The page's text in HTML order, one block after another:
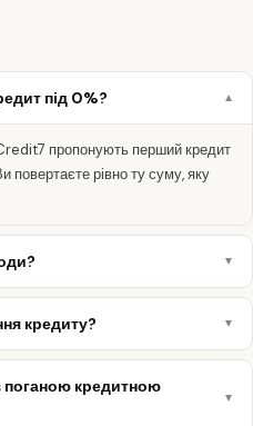
під 0%?
пропонують перший кредит
повертаєте рівно ту суму, яку
кредиту?
поганою кредитною